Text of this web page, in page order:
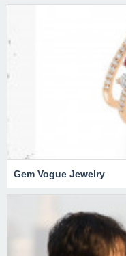
Gem Vogue Jewelry